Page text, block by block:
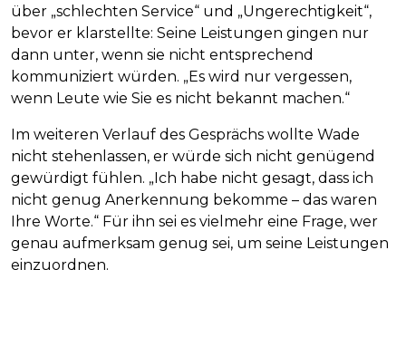
über „schlechten Service“ und „Ungerechtigkeit“,
bevor er klarstellte: Seine Leistungen gingen nur
dann unter, wenn sie nicht entsprechend
kommuniziert würden. „Es wird nur vergessen,
wenn Leute wie Sie es nicht bekannt machen.“
Im weiteren Verlauf des Gesprächs wollte Wade
nicht stehenlassen, er würde sich nicht genügend
gewürdigt fühlen. „Ich habe nicht gesagt, dass ich
nicht genug Anerkennung bekomme – das waren
Ihre Worte.“ Für ihn sei es vielmehr eine Frage, wer
genau aufmerksam genug sei, um seine Leistungen
einzuordnen.